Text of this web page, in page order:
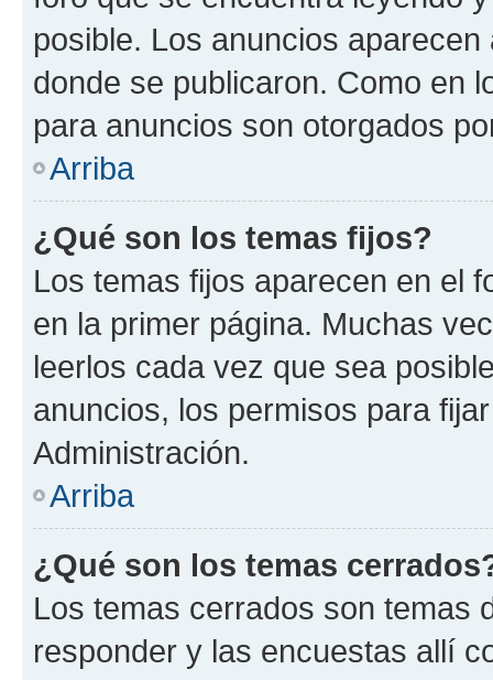
posible. Los anuncios
donde se publicaron. Como en
para anuncios son otorgados
Arriba
¿Qué son los temas fijos?
Los temas fijos aparecen en el
en la primer página. Muchas
leerlos cada vez que sea
anuncios, los permisos para
Administración.
Arriba
¿Qué son los temas
Los temas cerrados son temas
responder y las encuestas allí